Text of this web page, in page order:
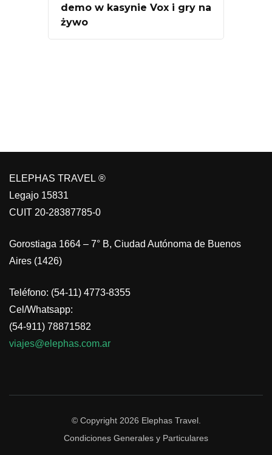
demo w kasynie Vox i gry na
żywo
ELEPHAS TRAVEL ®
Legajo 15831
CUIT 20-28387785-0
Gorostiaga 1664 – 7° B, Ciudad Autónoma de Buenos
Aires (1426)
Teléfono: (54-11) 4773-8355
Cel/Whatsapp:
(54-911) 78871582
viajes@elephas.com.ar
© Copyright 2026 Elephas Travel.
Condiciones Generales y Particulares